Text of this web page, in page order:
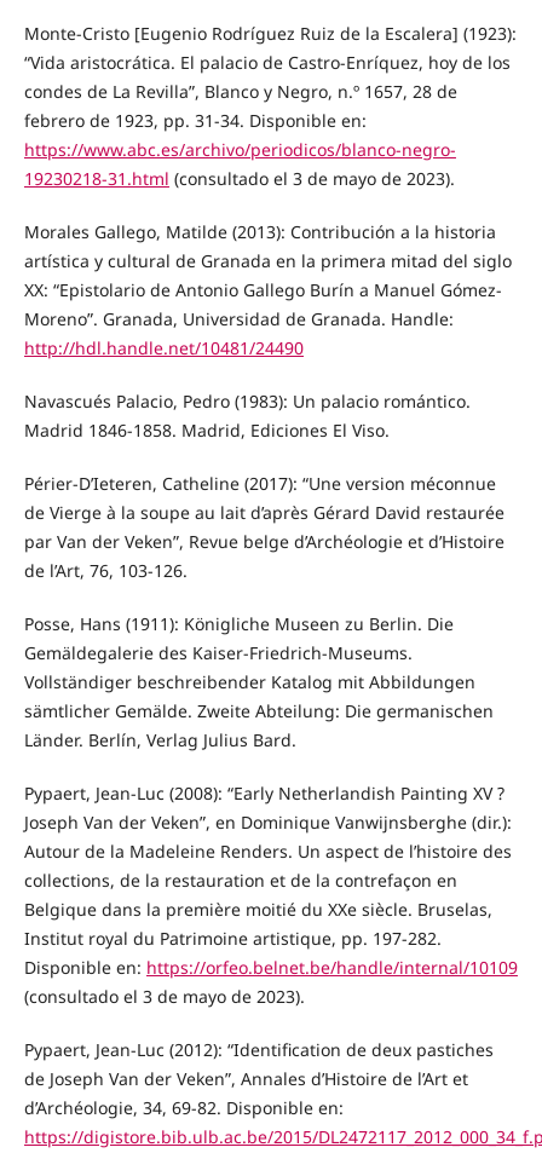
Monte-Cristo [Eugenio Rodríguez Ruiz de la Escalera] (1923):
“Vida aristocrática. El palacio de Castro-Enríquez, hoy de los
condes de La Revilla”, Blanco y Negro, n.º 1657, 28 de
febrero de 1923, pp. 31-34. Disponible en:
https://www.abc.es/archivo/periodicos/blanco-negro-
19230218-31.html (consultado el 3 de mayo de 2023).
Morales Gallego, Matilde (2013): Contribución a la historia
artística y cultural de Granada en la primera mitad del siglo
XX: “Epistolario de Antonio Gallego Burín a Manuel Gómez-
Moreno”. Granada, Universidad de Granada. Handle:
http://hdl.handle.net/10481/24490
Navascués Palacio, Pedro (1983): Un palacio romántico.
Madrid 1846-1858. Madrid, Ediciones El Viso.
Périer-D’Ieteren, Catheline (2017): “Une version méconnue
de Vierge à la soupe au lait d’après Gérard David restaurée
par Van der Veken”, Revue belge d’Archéologie et d’Histoire
de l’Art, 76, 103-126.
Posse, Hans (1911): Königliche Museen zu Berlin. Die
Gemäldegalerie des Kaiser-Friedrich-Museums.
Vollständiger beschreibender Katalog mit Abbildungen
sämtlicher Gemälde. Zweite Abteilung: Die germanischen
Länder. Berlín, Verlag Julius Bard.
Pypaert, Jean-Luc (2008): “Early Netherlandish Painting XV ?
Joseph Van der Veken”, en Dominique Vanwijnsberghe (dir.):
Autour de la Madeleine Renders. Un aspect de l’histoire des
collections, de la restauration et de la contrefaçon en
Belgique dans la première moitié du XXe siècle. Bruselas,
Institut royal du Patrimoine artistique, pp. 197-282.
Disponible en: https://orfeo.belnet.be/handle/internal/10109
(consultado el 3 de mayo de 2023).
Pypaert, Jean-Luc (2012): “Identification de deux pastiches
de Joseph Van der Veken”, Annales d’Histoire de l’Art et
d’Archéologie, 34, 69-82. Disponible en:
https://digistore.bib.ulb.ac.be/2015/